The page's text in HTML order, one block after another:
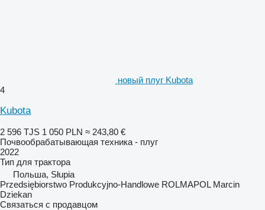
новый плуг Kubota
4
Kubota
2 596 TJS 1 050 PLN ≈ 243,80 €
Почвообрабатывающая техника - плуг
2022
Тип для трактора
Польша, Słupia
Przedsiębiorstwo Produkcyjno-Handlowe ROLMAPOL Marcin
Dziekan
Связаться с продавцом